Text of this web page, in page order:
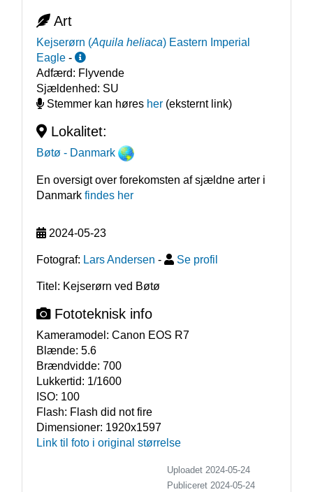
Art
Kejserørn (Aquila heliaca) Eastern Imperial
Eagle -
Adfærd: Flyvende
Sjældenhed: SU
Stemmer kan høres her(eksternt link)
Lokalitet:
Bøtø - Danmark
En oversigt over forekomsten af sjældne arter i
Danmark findes her
2024-05-23
Fotograf: Lars Andersen - Se profil
Titel: Kejserørn ved Bøtø
Fototeknisk info
Kameramodel: Canon EOS R7
Blænde: 5.6
Brændvidde: 700
Lukkertid: 1/1600
ISO: 100
Flash: Flash did not fire
Dimensioner: 1920x1597
Link til foto i original størrelse
Uploadet 2024-05-24
Publiceret 2024-05-24